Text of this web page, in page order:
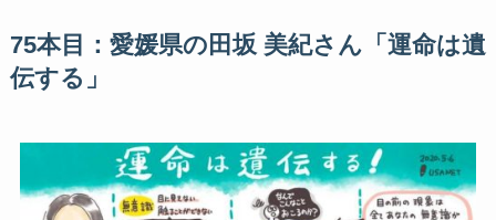
75本目：愛媛県の田坂 美紀さん「運命は遺
伝する」